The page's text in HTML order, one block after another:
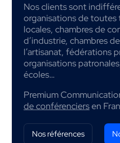
Nos clients sont
organisations de
locales, chambres de
d’industrie, chambres
l’artisanat, fédérations
organisations
écoles…
Premium
de conférenciersen
Nos références